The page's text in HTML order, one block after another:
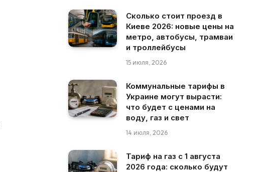
Сколько стоит проезд в
Киеве 2026: новые цены на
метро, автобусы, трамваи
и троллейбусы
15 июля, 2026
Коммунальные тарифы в
Украине могут вырасти:
что будет с ценами на
воду, газ и свет
14 июля, 2026
Тариф на газ с 1 августа
2026 года: сколько будут